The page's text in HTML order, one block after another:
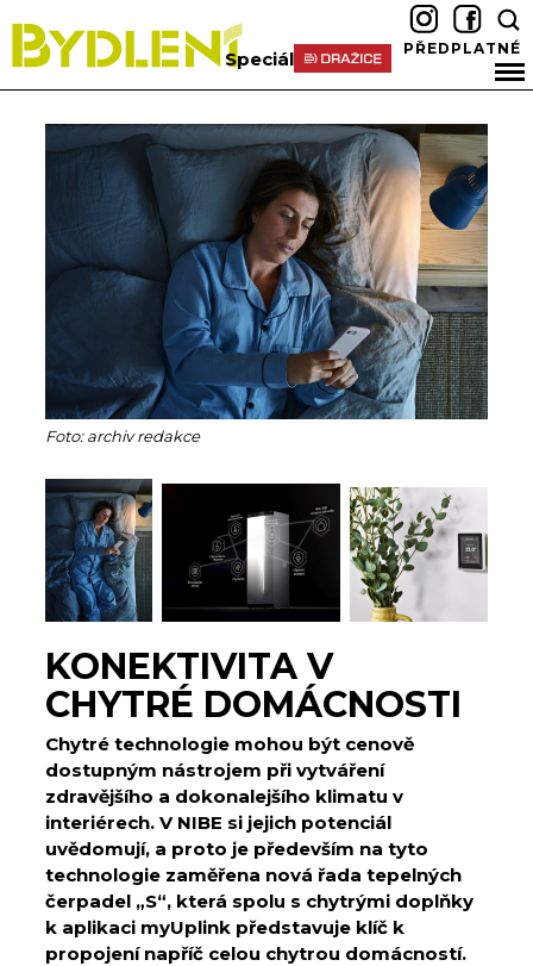
Speciál PŘEDPLATNÉ
Foto: archiv redakce
KONEKTIVITA V
CHYTRÉ DOMÁCNOSTI
Chytré technologie mohou být cenově
dostupným nástrojem při vytváření
zdravějšího a dokonalejšího klimatu v
interiérech. V NIBE si jejich potenciál
uvědomují, a proto je především na tyto
technologie zaměřena nová řada tepelných
čerpadel „S“, která spolu s chytrými doplňky
k aplikaci myUplink představuje klíč k
propojení napříč celou chytrou domácností.